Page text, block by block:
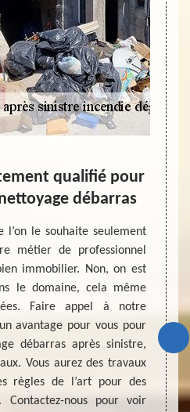
qualifié pour
débarras
l’on le souhaite seulement
métier de professionnel
immobilier. Non, on est
le domaine, cela même
Faire appel à notre
avantage pour vous pour
débarras après sinistre,
Vous aurez des travaux
règles de l’art pour des
Contactez-nous pour voir
Que
eaux,
de
les